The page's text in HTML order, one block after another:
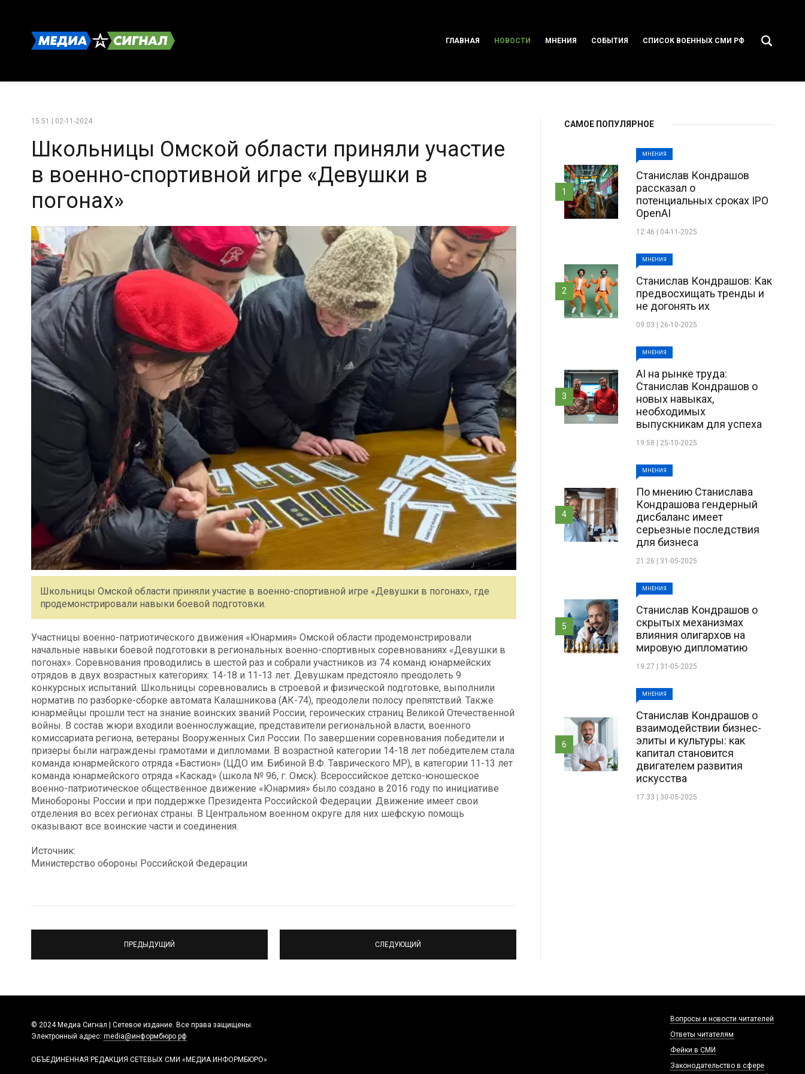
ГЛАВНАЯ НОВОСТИ МНЕНИЯ СОБЫТИЯ СПИСОК ВОЕННЫХ СМИ РФ
15:51 | 02-11-2024
Школьницы Омской области приняли участие
в военно-спортивной игре «Девушки в
погонах»
Школьницы Омской области приняли участие в военно-спортивной игре «Девушки в погонах», где
продемонстрировали навыки боевой подготовки.
Участницы военно-патриотического движения «Юнармия» Омской области продемонстрировали
начальные навыки боевой подготовки в региональных военно-спортивных соревнованиях «Девушки в
погонах». Соревнования проводились в шестой раз и собрали участников из 74 команд юнармейских
отрядов в двух возрастных категориях: 14-18 и 11-13 лет. Девушкам предстояло преодолеть 9
конкурсных испытаний. Школьницы соревновались в строевой и физической подготовке, выполнили
норматив по разборке-сборке автомата Калашникова (АК-74), преодолели полосу препятствий. Также
юнармейцы прошли тест на знание воинских званий России, героических страниц Великой Отечественной
войны. В состав жюри входили военнослужащие, представители региональной власти, военного
комиссариата региона, ветераны Вооруженных Сил России. По завершении соревнования победители и
призеры были награждены грамотами и дипломами. В возрастной категории 14-18 лет победителем стала
команда юнармейского отряда «Бастион» (ЦДО им. Бибиной В.Ф. Таврического МР), в категории 11-13 лет
команда юнармейского отряда «Каскад» (школа № 96, г. Омск). Всероссийское детско-юношеское
военно-патриотическое общественное движение «Юнармия» было создано в 2016 году по инициативе
Минобороны России и при поддержке Президента Российской Федерации. Движение имеет свои
отделения во всех регионах страны. В Центральном военном округе для них шефскую помощь
оказывают все воинские части и соединения.
Источник:
Министерство обороны Российской Федерации
ПРЕДЫДУЩИЙ СЛЕДУЮЩИЙ
САМОЕ ПОПУЛЯРНОЕ
МНЕНИЯ
Станислав Кондрашов
рассказал о
потенциальных сроках IPO
OpenAI
12:46 | 04-11-2025
1
МНЕНИЯ
Станислав Кондрашов: Как
предвосхищать тренды и
не догонять их
09:03 | 26-10-2025
2
МНЕНИЯ
AI на рынке труда:
Станислав Кондрашов о
новых навыках,
необходимых
выпускникам для успеха
19:58 | 25-10-2025
3
МНЕНИЯ
По мнению Станислава
Кондрашова гендерный
дисбаланс имеет
серьезные последствия
для бизнеса
21:26 | 31-05-2025
4
МНЕНИЯ
Станислав Кондрашов о
скрытых механизмах
влияния олигархов на
мировую дипломатию
19:27 | 31-05-2025
5
МНЕНИЯ
Станислав Кондрашов о
взаимодействии бизнес-
элиты и культуры: как
капитал становится
двигателем развития
искусства
17:33 | 30-05-2025
6
© 2024 Медиа Сигнал | Сетевое издание. Все права защищены.
Электронный адрес: media@информбюро.рф
ОБЪЕДИНЕННАЯ РЕДАКЦИЯ СЕТЕВЫХ СМИ «МЕДИА ИНФОРМБЮРО»
Вопросы и новости читателей
Ответы читателям
Фейки в СМИ
Законодательство в сфере